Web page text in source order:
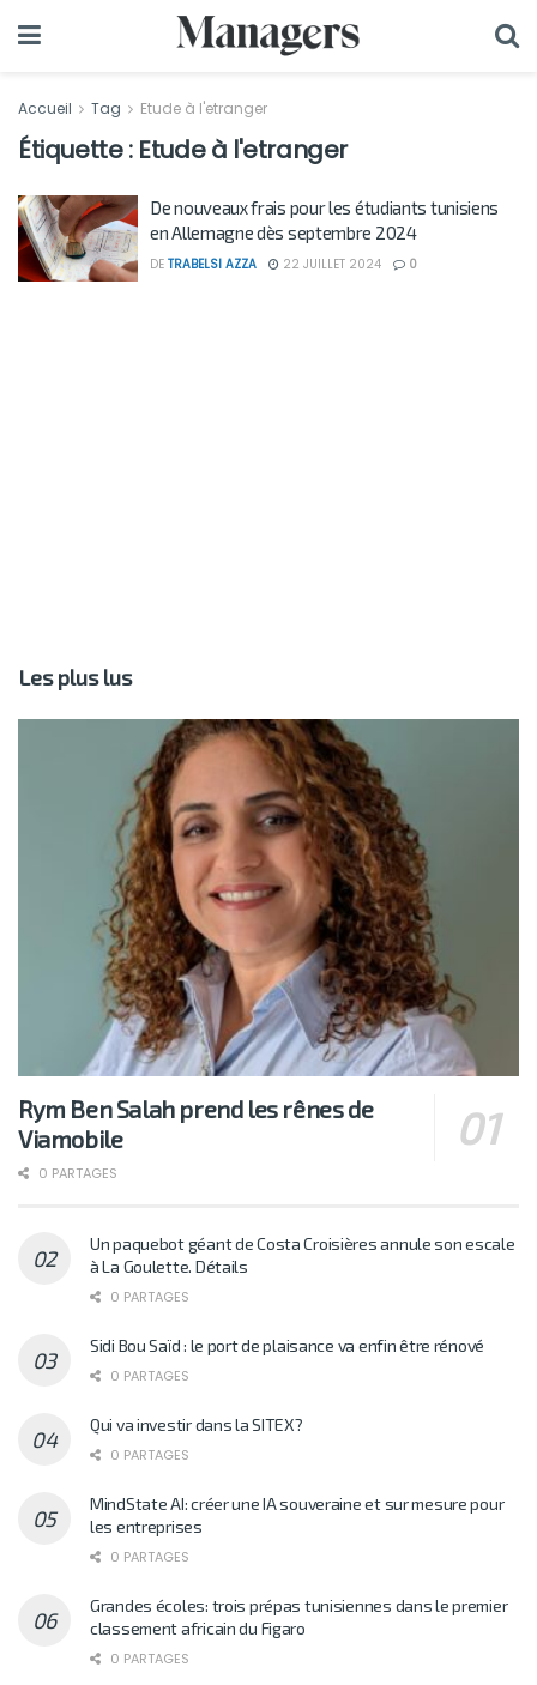
Accueil Tag Etude à l'etranger
Étiquette : Etude à l'etranger
De nouveaux frais pour les étudiants tunisiens
en Allemagne dès septembre 2024
DE TRABELSI AZZA 22 JUILLET 2024 0
Les plus lus
Rym Ben Salah prend les rênes de
Viamobile
0 PARTAGES
Un paquebot géant de Costa Croisières annule son escale
à La Goulette. Détails
0 PARTAGES
Sidi Bou Saïd : le port de plaisance va enfin être rénové
0 PARTAGES
Qui va investir dans la SITEX?
0 PARTAGES
MindState AI: créer une IA souveraine et sur mesure pour
les entreprises
0 PARTAGES
Grandes écoles: trois prépas tunisiennes dans le premier
classement africain du Figaro
0 PARTAGES